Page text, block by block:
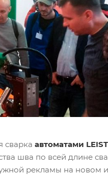
сварка автоматами
шва по всей длине
рекламы на новом